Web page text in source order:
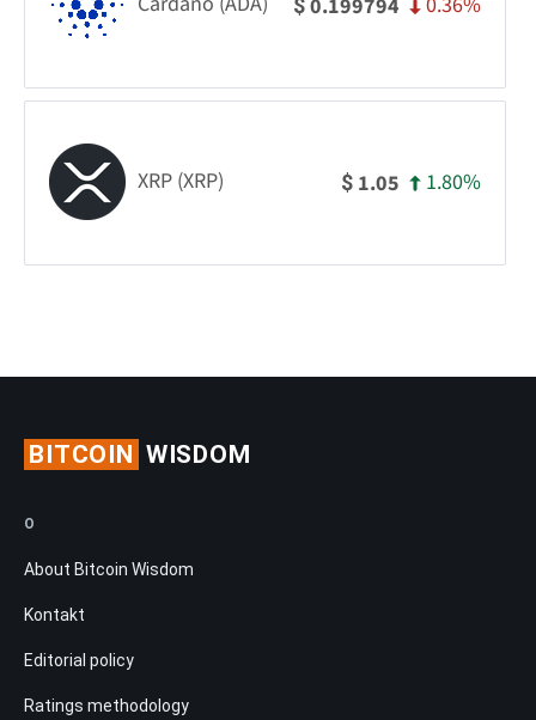
$0.199794
XRP (XRP) $ 1.05 1.80%
BITCOIN WISDOM
O
About Bitcoin Wisdom
Kontakt
Editorial policy
Ratings methodology